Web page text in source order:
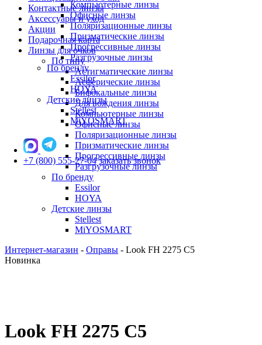
Контактные линзы
Аксессуары и уход
Акции
Подарочная карта
Линзы для очков
По типу
Астигматические линзы
Асферические линзы
Бифокальные линзы
Для вождения линзы
Компьютерные линзы
Офисные линзы
Поляризационные линзы
Призматические линзы
Прогрессивные линзы
Разгрузочные линзы
По бренду
Essilor
HOYA
Детские линзы
Stellest
MiYOSMART
Компьютерные линзы
Офисные линзы
Поляризационные линзы
Призматические линзы
Прогрессивные линзы
Разгрузочные линзы
По бренду
Essilor
HOYA
Детские линзы
Stellest
MiYOSMART
+7 (800) 555-27-04 заказать звонок
Интернет-магазин - Оправы - Look FH 2275 C5
Новинка
Look FH 2275 C5